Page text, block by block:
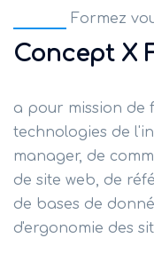
Formez
Concept X
a pour mission de
technologies de
manager, de
de site web, de
de bases de
d'ergonomie des